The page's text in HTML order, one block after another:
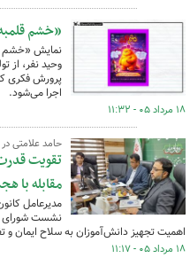
«خشم
نمایش «خشم
وحید نفر، از
پرورش فکری
اجرا می‌شود.
۱۸ مرداد ۰۵ - ۱۱:۳۲
حامد علامتی در
تقویت
مقابله با
مدیرعامل
نشست شورای
اهمیت تجهیز دانش‌آموزان به سلاح ایمان و
۱۸ مرداد ۰۵ - ۱۱:۱۷